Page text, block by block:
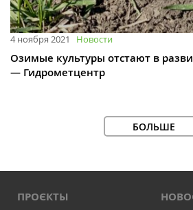
4 ноября 2021 Новости
Озимые культуры отстают в
— Гидрометцентр
БОЛЬШЕ
ПРОЄКТЫ